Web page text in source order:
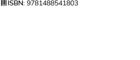
ISBN: 9781488541803